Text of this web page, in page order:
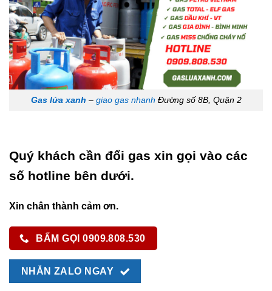
Gas lửa xanh – giao gas nhanh Đường số 8B, Quận 2
Quý khách cần đổi gas xin gọi vào các
số hotline bên dưới.
Xin chân thành cảm ơn.
BẤM GỌI 0909.808.530
NHẮN ZALO NGAY